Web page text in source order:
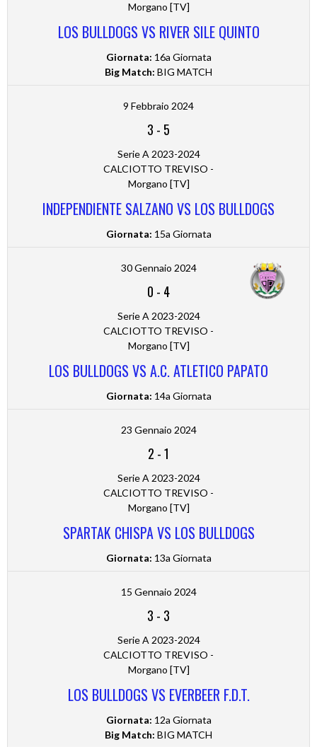
Morgano [TV]
LOS BULLDOGS VS RIVER SILE QUINTO
Giornata: 16a Giornata
Big Match: BIG MATCH
9 Febbraio 2024
3 - 5
Serie A 2023-2024
CALCIOTTO TREVISO -
Morgano [TV]
INDEPENDIENTE SALZANO VS LOS BULLDOGS
Giornata: 15a Giornata
30 Gennaio 2024
0 - 4
Serie A 2023-2024
CALCIOTTO TREVISO -
Morgano [TV]
LOS BULLDOGS VS A.C. ATLETICO PAPATO
Giornata: 14a Giornata
23 Gennaio 2024
2 -1
Serie A 2023-2024
CALCIOTTO TREVISO -
Morgano [TV]
SPARTAK CHISPA VS LOS BULLDOGS
Giornata: 13a Giornata
15 Gennaio 2024
3 - 3
Serie A 2023-2024
CALCIOTTO TREVISO -
Morgano [TV]
LOS BULLDOGS VS EVERBEER F.D.T.
Giornata: 12a Giornata
Big Match: BIG MATCH